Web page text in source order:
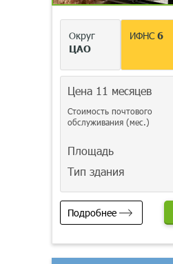
Округ
ЦАО
ИФНС6
Цена 11 месяцев
Стоимость почтового
обслуживания (мес.)
Площадь
Тип здания
Подробнее